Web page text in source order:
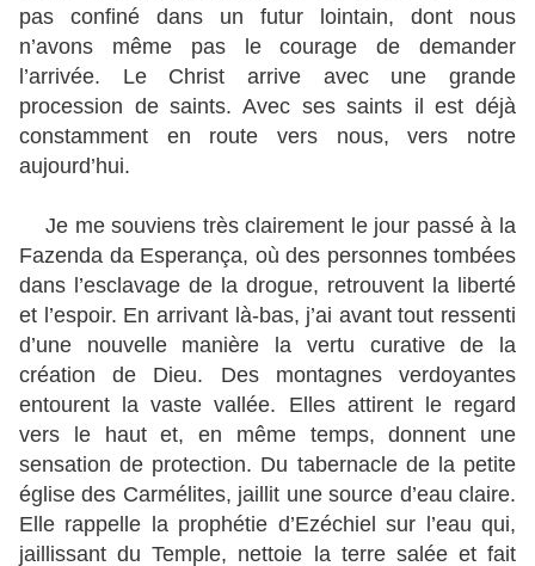
pas confiné dans un futur lointain, dont nous
n’avons même pas le courage de demander
l’arrivée. Le Christ arrive avec une grande
procession de saints. Avec ses saints il est déjà
constamment en route vers nous, vers notre
aujourd’hui.
Je me souviens très clairement le jour passé à la
Fazenda da Esperança, où des personnes tombées
dans l’esclavage de la drogue, retrouvent la liberté
et l’espoir. En arrivant là-bas, j’ai avant tout ressenti
d’une nouvelle manière la vertu curative de la
création de Dieu. Des montagnes verdoyantes
entourent la vaste vallée. Elles attirent le regard
vers le haut et, en même temps, donnent une
sensation de protection. Du tabernacle de la petite
église des Carmélites, jaillit une source d’eau claire.
Elle rappelle la prophétie d’Ezéchiel sur l’eau qui,
jaillissant du Temple, nettoie la terre salée et fait